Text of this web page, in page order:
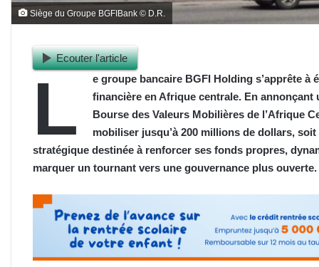
Siège du Groupe BGFIBank © D.R.
Ecouter l'article
L
e groupe bancaire BGFI Holding s’apprête à
financière en Afrique centrale. En
Bourse des Valeurs Mobilières de l’Afrique
mobiliser jusqu’à 200 millions de dollars,
stratégique destinée à renforcer ses fonds propres,
marquer un tournant vers une gouvernance plus ouverte.